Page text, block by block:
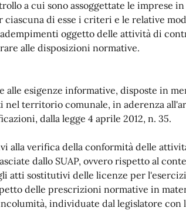
a cui sono assoggettate le imprese
di esse i criteri e le relative
oggetto delle attività di
alle disposizioni normative.
alle esigenze informative, disposte in
nel territorio comunale, in aderenza
dalla legge 4 aprile 2012, n. 35.
alla verifica della conformità delle
dallo SUAP, ovvero rispetto al
atti sostitutivi delle licenze per
delle prescrizioni normative in
individuate dal legislatore